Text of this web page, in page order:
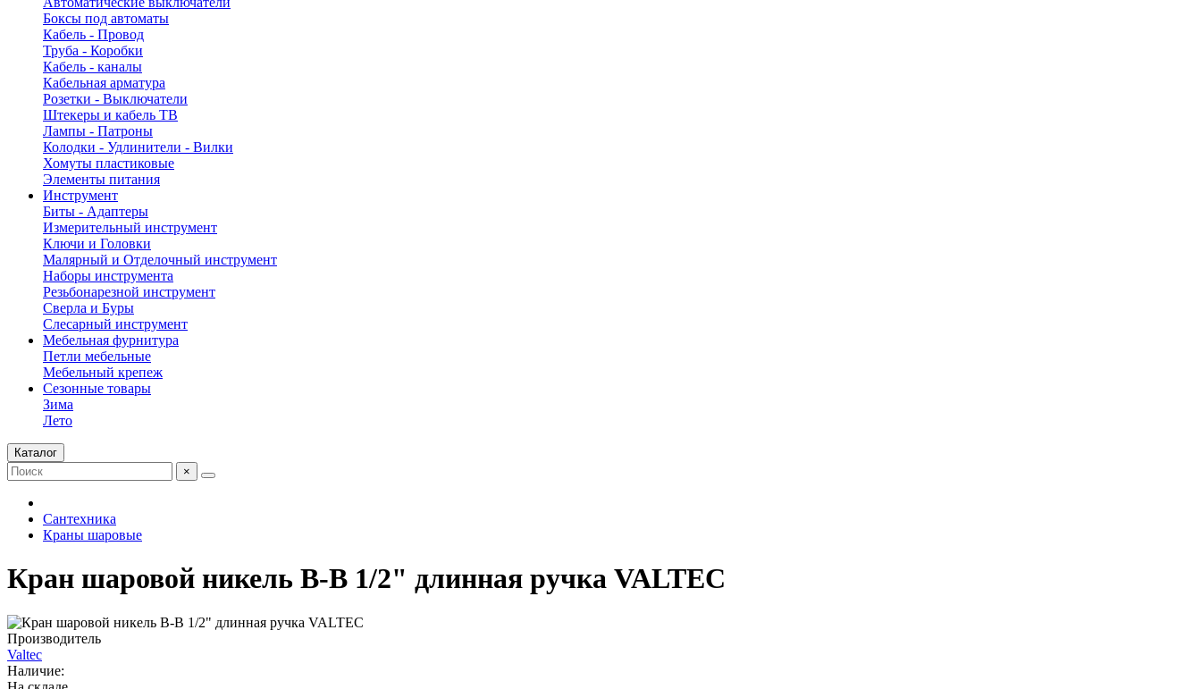
Боксы под автоматы
Кабель - Провод
Труба - Коробки
Кабель - каналы
Кабельная арматура
Розетки - Выключатели
Штекеры и кабель ТВ
Лампы - Патроны
Колодки - Удлинители - Вилки
Хомуты пластиковые
Элементы питания
Инструмент
Биты - Адаптеры
Измерительный инструмент
Ключи и Головки
Малярный и Отделочный инструмент
Наборы инструмента
Резьбонарезной инструмент
Сверла и Буры
Слесарный инструмент
Мебельная фурнитура
Петли мебельные
Мебельный крепеж
Сезонные товары
Зима
Лето
Каталог
×
Сантехника
Краны шаровые
Кран шаровой никель В-В 1/2" длинная ручка VALTEC
Производитель
Valtec
Наличие: